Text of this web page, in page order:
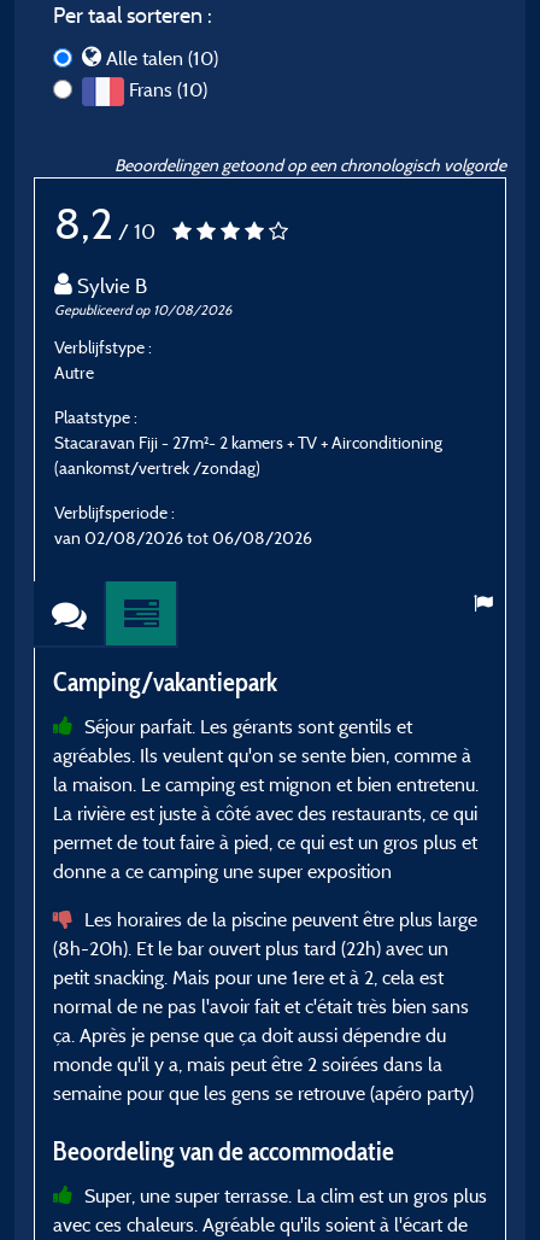
Per taal sorteren :
Alle talen (10)
Frans (10)
Beoordelingen getoond op een chronologisch volgorde
8,2 / 10
Sylvie B
Gepubliceerd op 10/08/2026
Verblijfstype :
Autre
Plaatstype :
Stacaravan Fiji - 27m²- 2 kamers + TV + Airconditioning
(aankomst/vertrek /zondag)
Verblijfsperiode :
van 02/08/2026 tot 06/08/2026
Camping/vakantiepark
Séjour parfait. Les gérants sont gentils et
agréables. Ils veulent qu'on se sente bien, comme à
la maison. Le camping est mignon et bien entretenu.
La rivière est juste à côté avec des restaurants, ce qui
permet de tout faire à pied, ce qui est un gros plus et
donne a ce camping une super exposition
Les horaires de la piscine peuvent être plus large
(8h-20h). Et le bar ouvert plus tard (22h) avec un
petit snacking. Mais pour une 1ere et à 2, cela est
normal de ne pas l'avoir fait et c'était très bien sans
ça. Après je pense que ça doit aussi dépendre du
monde qu'il y a, mais peut être 2 soirées dans la
semaine pour que les gens se retrouve (apéro party)
Beoordeling van de accommodatie
Super, une super terrasse. La clim est un gros plus
avec ces chaleurs. Agréable qu'ils soient à l'écart de